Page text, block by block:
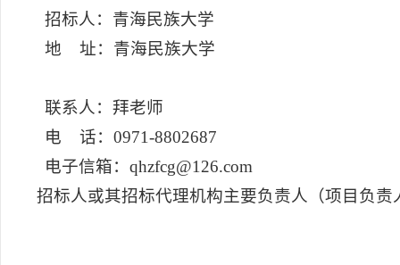
招标人：青海民族大学
地 址：青海民族大学
联系人：拜老师
电 话：0971-8802687
电子信箱：qhzfcg@126.com
招标人或其招标代理机构主要负责人（项目负责